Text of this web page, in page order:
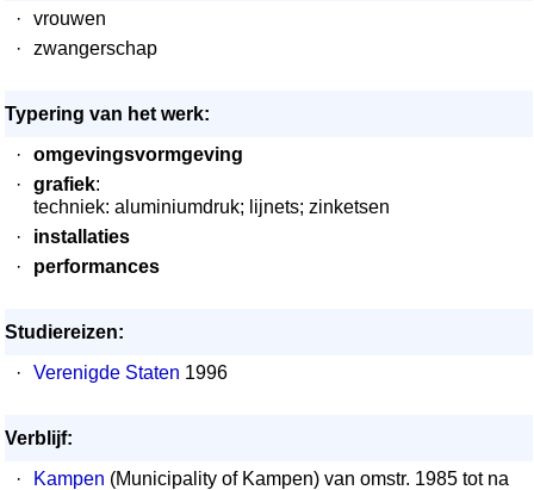
·
vrouwen
·
zwangerschap
Typering van het werk:
·
omgevingsvormgeving
·
grafiek:
techniek: aluminiumdruk; lijnets; zinketsen
·
installaties
·
performances
Studiereizen:
·
Verenigde Staten 1996
Verblijf:
·
Kampen (Municipality of Kampen) van omstr. 1985 tot na